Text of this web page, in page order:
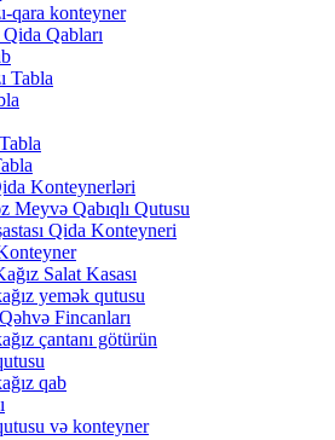
qara konteyner
Qabları
Tabla
Konteynerləri
Meyvə Qabıqlı Qutusu
Qida Konteyneri
Salat Kasası
yemək qutusu
Fincanları
çantanı götürün
qab
və konteyner